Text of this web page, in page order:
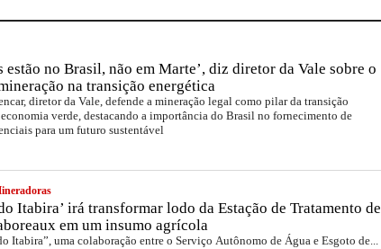
estão no Brasil, não em Marte’, diz diretor da Vale sobre o
na transição energética
diretor da Vale, defende a mineração legal como pilar da transição
verde, destacando a importância do Brasil no fornecimento de
para um futuro sustentável
Itabira’ irá transformar lodo da Estação de Tratamento de
em um insumo agrícola
Itabira”, uma colaboração entre o Serviço Autônomo de Água e Esgoto de...